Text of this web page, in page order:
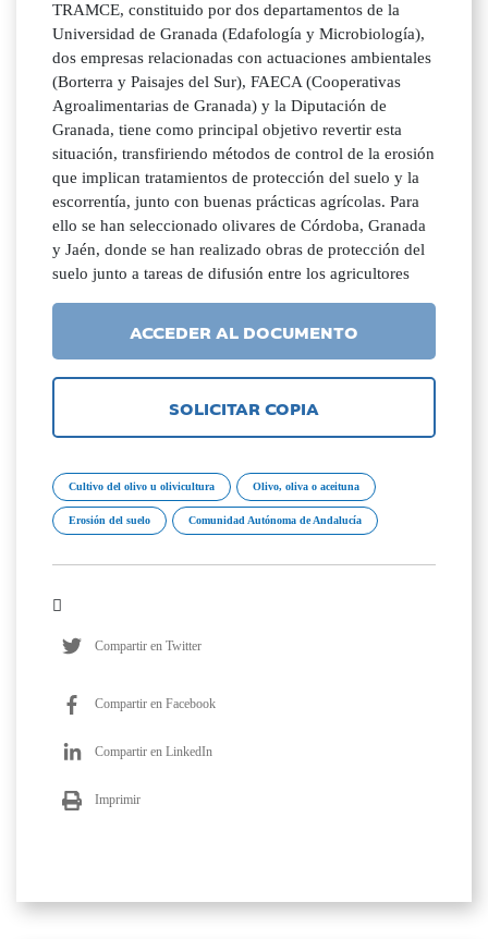
TRAMCE, constituido por dos departamentos de la
Universidad de Granada (Edafología y Microbiología),
dos empresas relacionadas con actuaciones ambientales
(Borterra y Paisajes del Sur), FAECA (Cooperativas
Agroalimentarias de Granada) y la Diputación de
Granada, tiene como principal objetivo revertir esta
situación, transfiriendo métodos de control de la erosión
que implican tratamientos de protección del suelo y la
escorrentía, junto con buenas prácticas agrícolas. Para
ello se han seleccionado olivares de Córdoba, Granada
y Jaén, donde se han realizado obras de protección del
suelo junto a tareas de difusión entre los agricultores
ACCEDER AL DOCUMENTO
SOLICITAR COPIA
Cultivo del olivo u olivicultura Olivo, oliva o aceituna
Erosión del suelo Comunidad Autónoma de Andalucía
Compartir en Twitter
Compartir en Facebook
Compartir en LinkedIn
Imprimir